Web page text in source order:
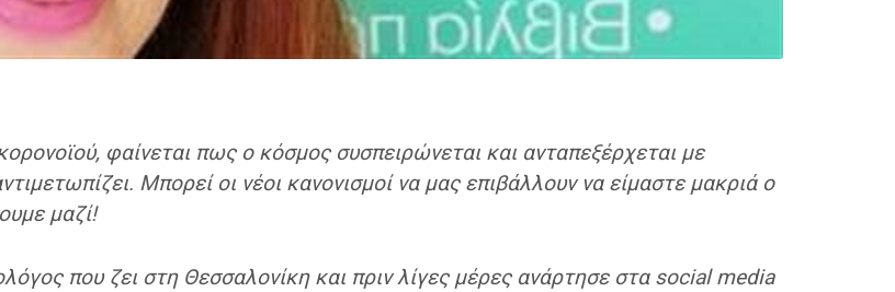
φαίνεται πως ο κόσμος συσπειρώνεται και ανταπεξέρχεται με
Μπορεί οι νέοι κανονισμοί να μας επιβάλλουν να είμαστε μακριά ο
μαζί!
που ζει στη Θεσσαλονίκη και πριν λίγες μέρες ανάρτησε στα social media